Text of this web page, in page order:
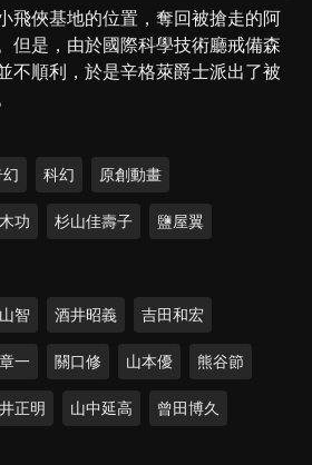
飛俠基地的位置，奪回被搶走的阿
但是，由於國際科學技術廳戒備森
不順利，於是辛格萊爵士派出了被
科幻 原創動畫
功 杉山佳壽子 鹽屋翼
智 酒井昭義 吉田和宏
一 關口修 山本優 熊谷節
正明 山中延高 曾田博久